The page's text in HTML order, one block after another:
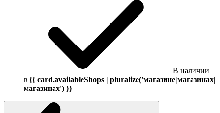
В наличии
в {{ card.availableShops | pluralize('магазине|магазинах|
магазинах') }}